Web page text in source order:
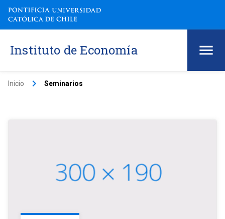
Instituto de Economía
Inicio keyboard_arrow_right Seminarios